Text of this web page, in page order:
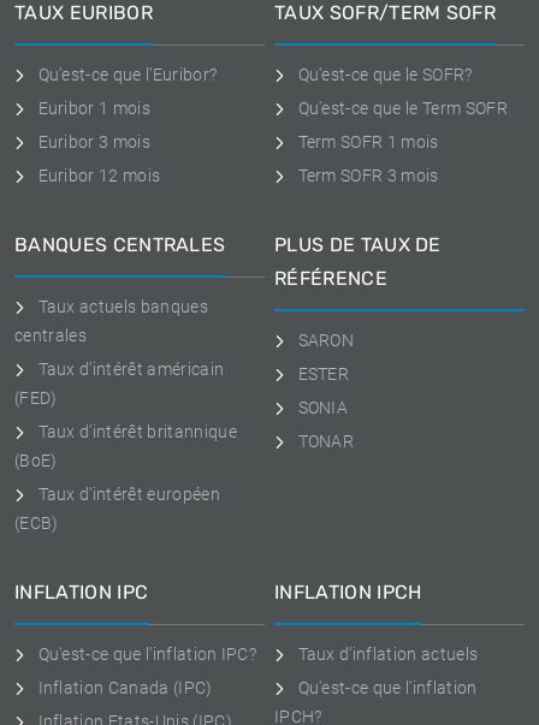
TAUX EURIBOR
Qu'est-ce que l'Euribor?
Euribor 1 mois
Euribor 3 mois
Euribor 12 mois
TAUX SOFR/TERM SOFR
Qu'est-ce que le SOFR?
Qu'est-ce que le Term SOFR
Term SOFR 1 mois
Term SOFR 3 mois
BANQUES CENTRALES
Taux actuels banques
centrales
Taux d'intérêt américain
(FED)
Taux d'intérêt britannique
(BoE)
Taux d'intérêt européen
(ECB)
PLUS DE TAUX DE
RÉFÉRENCE
SARON
ESTER
SONIA
TONAR
INFLATION IPC
Qu'est-ce que l'inflation IPC?
Inflation Canada (IPC)
INFLATION IPCH
Taux d'inflation actuels
Qu'est-ce que l'inflation
IPCH?